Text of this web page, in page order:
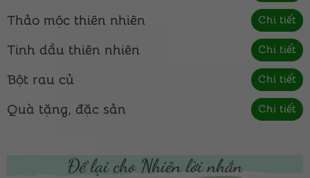
Thảo mộc thiên nhiên Chi tiết
Tinh dầu thiên nhiên Chi tiết
Bột rau củ Chi tiết
Quà tặng, đặc sản Chi tiết
Để lại cho Nhiên lời nhắn